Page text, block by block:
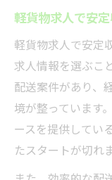
軽貨物求人で安
軽貨物求人で安定
求人情報を選ぶこ
配送案件があり、
境が整っています
ースを提供してい
たスタートが切れ